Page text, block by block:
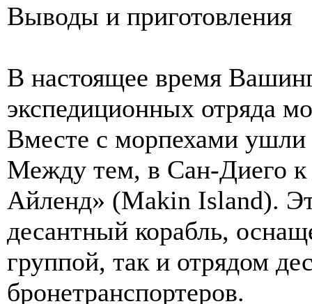
Выводы и приготовления
В настоящее время
экспедиционных отряда
Вместе с морпехами ушли
Между тем, в Сан-Диего к
Айленд» (Makin Island).
десантный корабль,
группой, так и отрядом
бронетранспортеров.